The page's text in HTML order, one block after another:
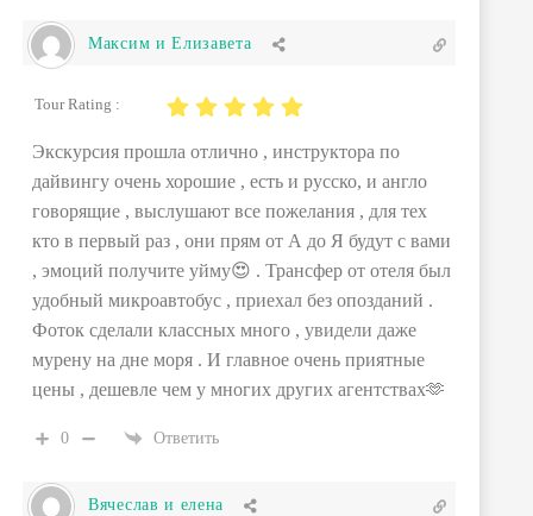
Максим и Елизавета
Tour Rating :
Экскурсия прошла отлично , инструктора по
дайвингу очень хорошие , есть и русско, и англо
говорящие , выслушают все пожелания , для тех
кто в первый раз , они прям от А до Я будут с вами
, эмоций получите уйму😍 . Трансфер от отеля был
удобный микроавтобус , приехал без опозданий .
Фоток сделали классных много , увидели даже
мурену на дне моря . И главное очень приятные
цены , дешевле чем у многих других агентствах🫶
0 Ответить
Вячеслав и елена